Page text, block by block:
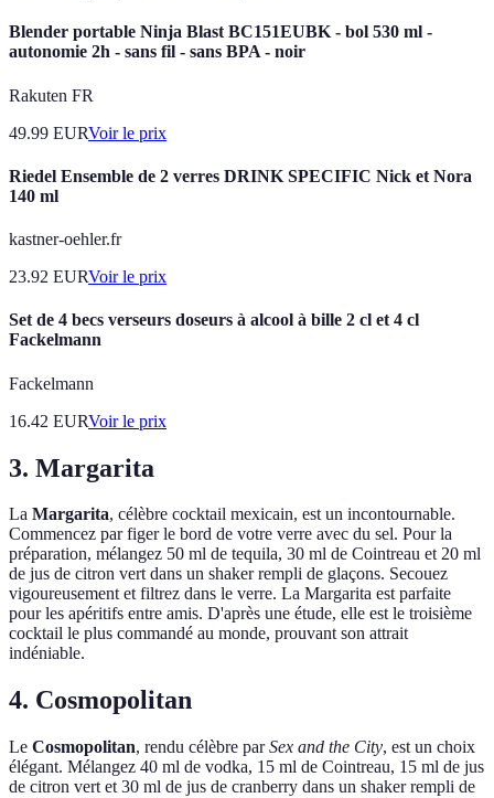
Blender portable Ninja Blast BC151EUBK - bol 530 ml -
autonomie 2h - sans fil - sans BPA - noir
Rakuten FR
49.99 EURVoir le prix
Riedel Ensemble de 2 verres DRINK SPECIFIC Nick et Nora
140 ml
kastner-oehler.fr
23.92 EURVoir le prix
Set de 4 becs verseurs doseurs à alcool à bille 2 cl et 4 cl
Fackelmann
Fackelmann
16.42 EURVoir le prix
3. Margarita
La Margarita, célèbre cocktail mexicain, est un incontournable.
Commencez par figer le bord de votre verre avec du sel. Pour la
préparation, mélangez 50 ml de tequila, 30 ml de Cointreau et 20 ml
de jus de citron vert dans un shaker rempli de glaçons. Secouez
vigoureusement et filtrez dans le verre. La Margarita est parfaite
pour les apéritifs entre amis. D'après une étude, elle est le troisième
cocktail le plus commandé au monde, prouvant son attrait
indéniable.
4. Cosmopolitan
Le Cosmopolitan, rendu célèbre parSex and the City, est un choix
élégant. Mélangez 40 ml de vodka, 15 ml de Cointreau, 15 ml de jus
de citron vert et 30 ml de jus de cranberry dans un shaker rempli de